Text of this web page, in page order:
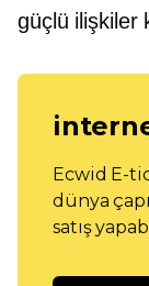
güçlü ilişkiler
Ecwid E-
dünya
satış